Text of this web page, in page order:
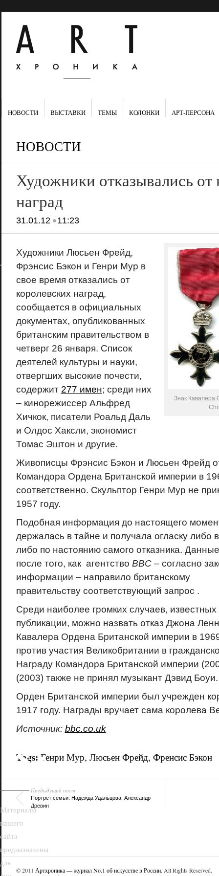
НОВОСТИ ВЫСТАВКИ ТЕМЫ КОЛОНКИ АРТ-ПЕРСОНА
НОВОСТИ
Художники отказывались от
наград
31.01.12•11:23
Знак Кавалера
Художники Люсьен Фрейд,
Фрэнсис Бэкон и Генри Мур в
свое время отказались от
королевских наград,
сообщается в официальных
документах, опубликованных
британским правительством в
четверг 26 января. Список
деятелей культуры и науки,
отвергших высокие почести,
содержит 277 имен; среди них
– кинорежиссер Альфред
Хичкок, писатели Роальд Даль
и Олдос Хаксли, экономист
Томас Эштон и другие.
Живописцы Фрэнсис Бэкон и Люсьен Фрейд
Командора Ордена Британской империи в
соответственно. Скульптор Генри Мур не
1957 году.
Подобная информация до настоящего
держалась в тайне и получала огласку либо
либо по настоянию самого отказника.
после того, как агентство BBC– согласно
информации – направило британскому
правительству соответствующий запрос .
Среди наиболее громких случаев,
публикации, можно назвать отказ Джона
Кавалера Ордена Британской империи в
против участия Великобритании в
Награду Командора Британской империи
(2003) также не принял музыкант Дэвид Боуи.
Орден Британской империи был учрежден
1917 году. Награды вручает сама королева
Источник: bbc.co.uk
Tags: Генри Мур, Люсьен Фрейд, Френсис Бэкон
Предыдущий пост
Портрет семьи. Надежда Удальцова. Александр
Древин
© 2011 Артхроника — журнал No.1 об искусстве в России. All Rights Reserved.
18+
Материалы
нашего
сайта
предназначены
для